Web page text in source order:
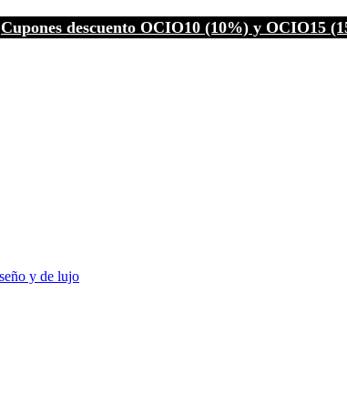
Cupones descuento OCIO10 (10%) y OCIO15